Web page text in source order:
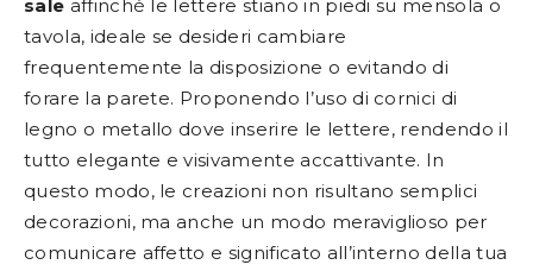
sale affinché le lettere stiano in piedi su mensola o
tavola, ideale se desideri cambiare
frequentemente la disposizione o evitando di
forare la parete. Proponendo l’uso di cornici di
legno o metallo dove inserire le lettere, rendendo il
tutto elegante e visivamente accattivante. In
questo modo, le creazioni non risultano semplici
decorazioni, ma anche un modo meraviglioso per
comunicare affetto e significato all’interno della tua